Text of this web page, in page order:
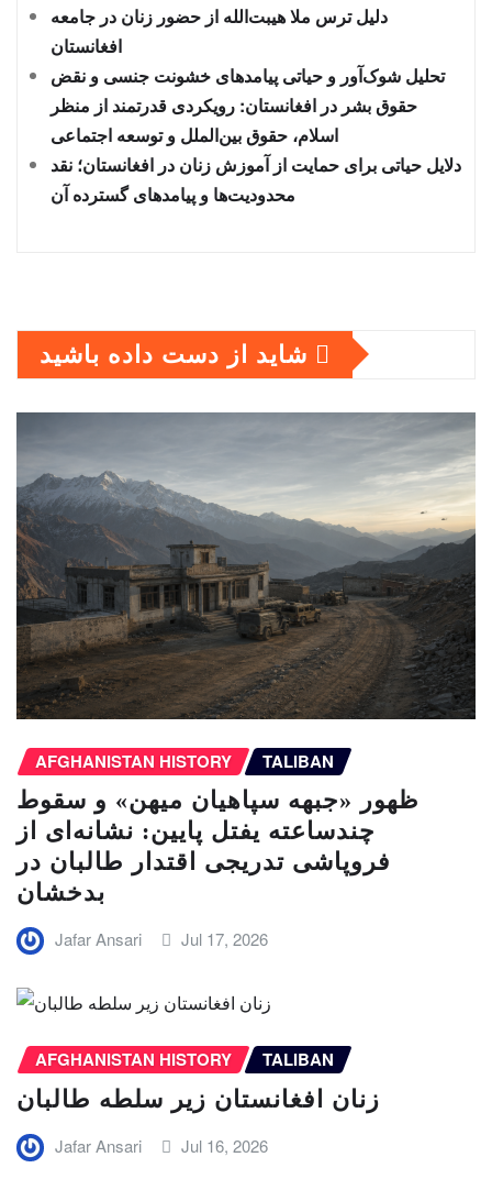
دلیل ترس ملا هیبت‌الله از حضور زنان در جامعه
افغانستان
تحلیل شوک‌آور و حیاتی پیامدهای خشونت جنسی و نقض
حقوق بشر در افغانستان: رویکردی قدرتمند از منظر
اسلام، حقوق بین‌الملل و توسعه اجتماعی
دلایل حیاتی برای حمایت از آموزش زنان در افغانستان؛ نقد
محدودیت‌ها و پیامدهای گسترده آن
AFGHANISTAN HISTORY TALIBAN
ظهور «جبهه سپاهیان میهن» و سقوط
چندساعته یفتل پایین: نشانه‌ای از
فروپاشی تدریجی اقتدار طالبان در
بدخشان
Jafar Ansari Jul 17, 2026
AFGHANISTAN HISTORY TALIBAN
زنان افغانستان زیر سلطه طالبان
Jafar Ansari Jul 16, 2026